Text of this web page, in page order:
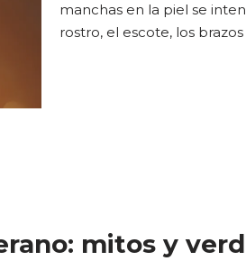
manchas en la piel se
rostro, el escote, los
mitos y